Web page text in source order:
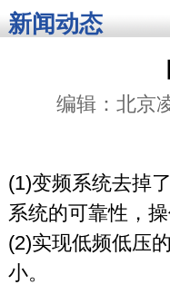
新闻动态
编辑：北京
(1)变频系统去掉
系统的可靠性，
(2)实现低频低压
小。